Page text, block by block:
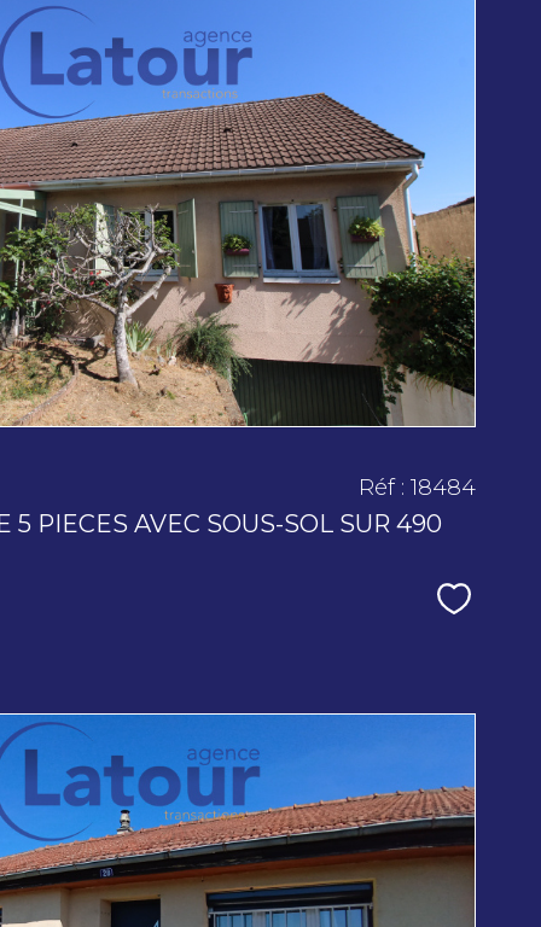
voir le
bien
5 PIECES AVEC SOUS-SOL SUR 490
Réf : 18484
voir le